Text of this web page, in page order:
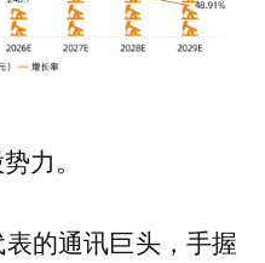
力。
的通讯巨头，手握